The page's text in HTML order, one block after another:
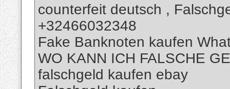
counterfeit deutsch ,
+32466032348
Fake Banknoten kaufen
WO KANN ICH FALSCHE
falschgeld kaufen ebay